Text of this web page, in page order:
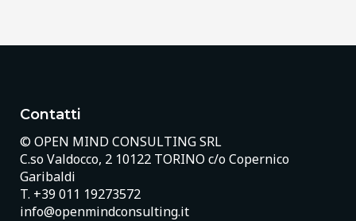
Contatti
© OPEN MIND CONSULTING SRL
C.so Valdocco, 2 10122 TORINO c/o Copernico
Garibaldi
T. +39 011 19273572
info@openmindconsulting.it